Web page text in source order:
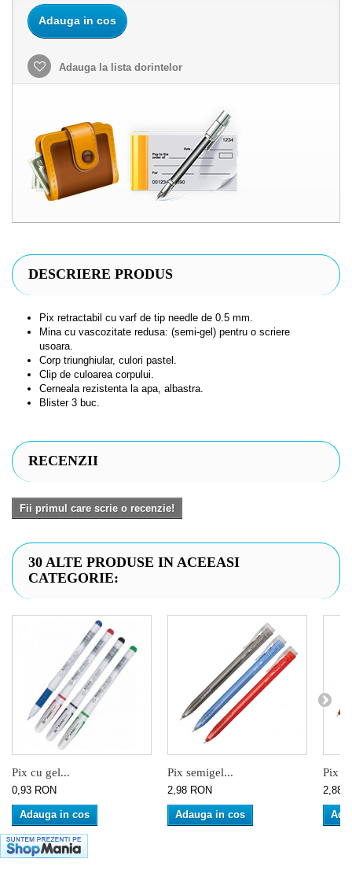
Adauga in cos
Adauga la lista dorintelor
DESCRIERE PRODUS
Pix retractabil cu varf de tip needle de 0.5 mm.
Mina cu vascozitate redusa: (semi-gel) pentru o scriere
usoara.
Corp triunghiular, culori pastel.
Clip de culoarea corpului.
Cerneala rezistenta la apa, albastra.
Blister 3 buc.
RECENZII
Fii primul care scrie o recenzie!
30 ALTE PRODUSE IN ACEEASI
CATEGORIE:
Pix cu gel...
0,93 RON
Adauga in cos
Pix semigel...
2,98 RON
Adauga in cos
Pix
2,88